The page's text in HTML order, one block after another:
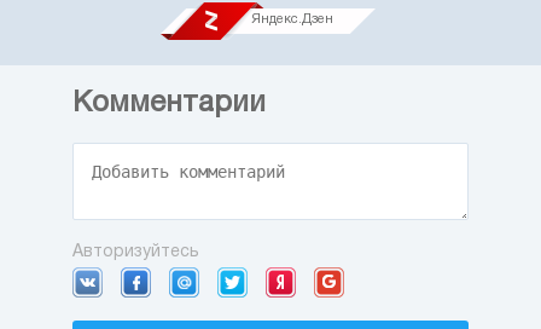
Яндекс.Дзен
Комментарии
Авторизуйтесь